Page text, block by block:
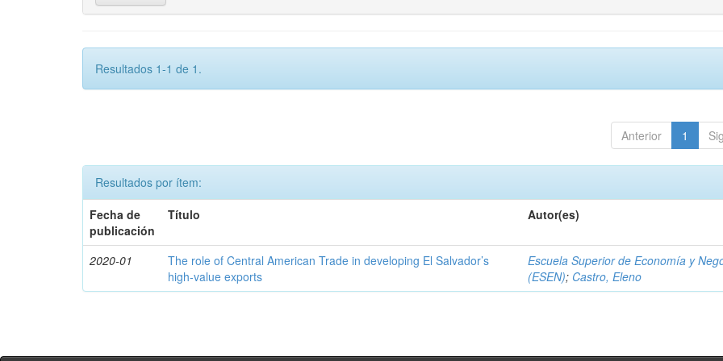
Resultados 1-1 de 1.
Anterior 1
Resultados por ítem:
Fecha de
publicación
Título Autor(es)
2020-01
The role of Central American Trade in developing El Salvador’s
high-value exports
Escuela Superior de Economía y
(ESEN); Castro, Eleno